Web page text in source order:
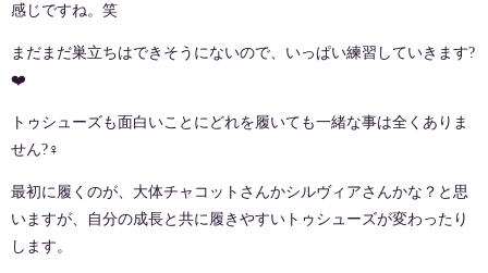
感じですね。笑
まだまだ巣立ちはできそうにないので、いっぱい練習していきます?
❤️
トゥシューズも面白いことにどれを履いても一緒な事は全くありま
せん?‍♀️
最初に履くのが、大体チャコットさんかシルヴィアさんかな？と思
いますが、自分の成長と共に履きやすいトゥシューズが変わったり
します。